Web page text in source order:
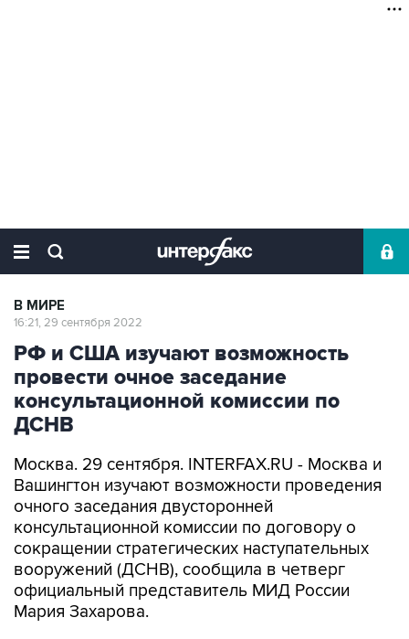
В МИРЕ
16:21, 29 сентября 2022
РФ и США изучают возможность
провести очное заседание
консультационной комиссии по
ДСНВ
Москва. 29 сентября. INTERFAX.RU - Москва и
Вашингтон изучают возможности проведения
очного заседания двусторонней
консультационной комиссии по договору о
сокращении стратегических наступательных
вооружений (ДСНВ), сообщила в четверг
официальный представитель МИД России
Мария Захарова.